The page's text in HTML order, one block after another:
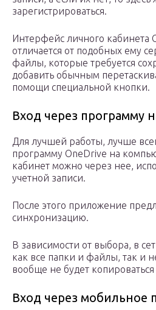
зарегистрироваться.
Интерфейс личного кабинета
отличается от подобных ему
файлы, которые требуется
добавить обычным
помощи специальной кнопки.
Вход через программу
Для лучшей работы, лучше
программу OneDrive на
кабинет можно через нее,
учетной записи.
После этого приложение
синхронизацию.
В зависимости от выбора, в
как все папки и файлы, так и
вообще не будет копироваться
Вход через мобильное